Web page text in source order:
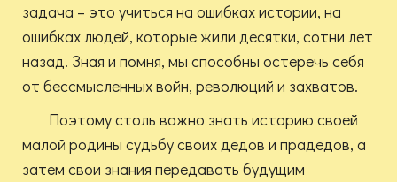
задача – это учиться на ошибках истории, на
ошибках людей, которые жили десятки, сотни лет
назад. Зная и помня, мы способны остеречь себя
от бессмысленных войн, революций и захватов.
Поэтому столь важно знать историю своей
малой родины судьбу своих дедов и прадедов, а
затем свои знания передавать будущим